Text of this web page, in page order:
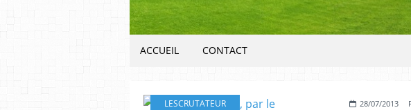
ACCUEIL CONTACT
LESCRUTATEUR 28/07/2013